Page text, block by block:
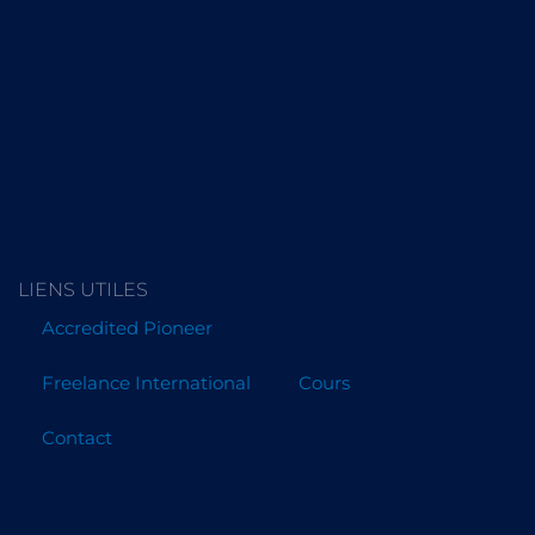
LIENS UTILES
Accredited Pioneer
Freelance International Cours
Contact